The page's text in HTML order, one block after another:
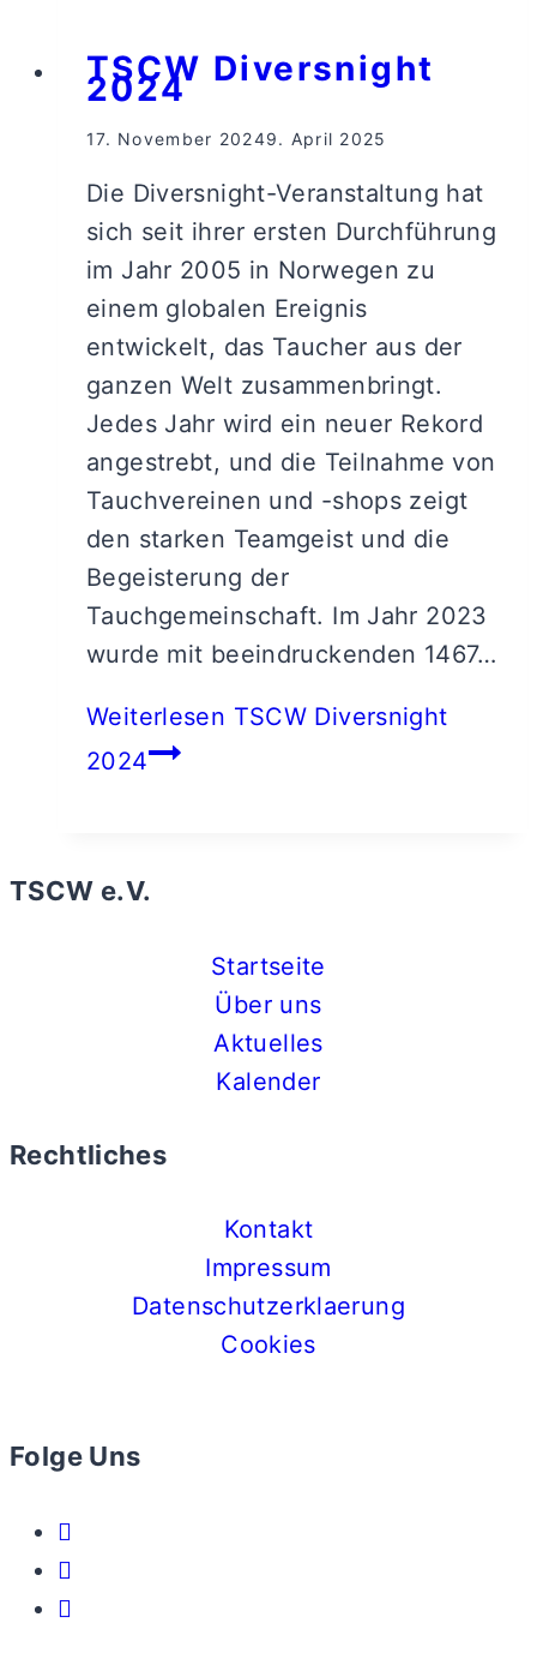
TSCW Diversnight
2024
17. November 20249. April 2025
Die Diversnight-Veranstaltung hat
sich seit ihrer ersten Durchführung
im Jahr 2005 in Norwegen zu
einem globalen Ereignis
entwickelt, das Taucher aus der
ganzen Welt zusammenbringt.
Jedes Jahr wird ein neuer Rekord
angestrebt, und die Teilnahme von
Tauchvereinen und -shops zeigt
den starken Teamgeist und die
Begeisterung der
Tauchgemeinschaft. Im Jahr 2023
wurde mit beeindruckenden 1467…
Weiterlesen TSCW Diversnight
2024
TSCW e.V.
Startseite
Über uns
Aktuelles
Kalender
Rechtliches
Kontakt
Impressum
Datenschutzerklaerung
Cookies
Folge Uns